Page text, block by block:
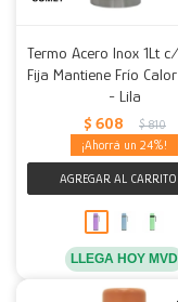
Termo Acero Inox 1Lt
Fija Mantiene Frío
- Lila
$ 608 $ 810
24
LLEGA HOY MVD